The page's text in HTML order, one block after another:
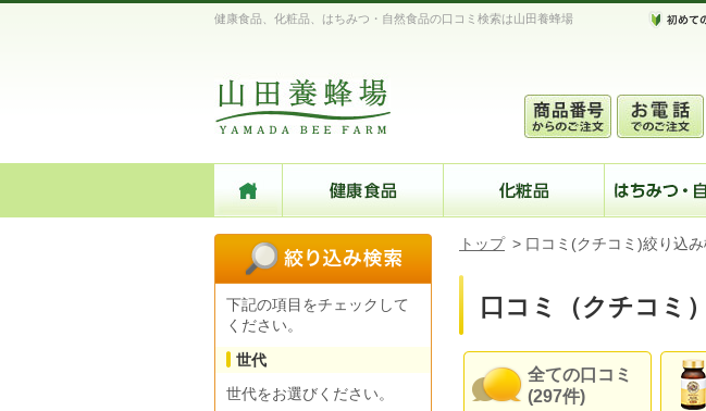
健康食品、化粧品、はちみつ・自然食品の口コミ検索は山田養蜂場
トップ > 口コミ(クチコミ)絞り込
口コミ（クチコミ
全ての口コミ
(297件)
下記の項目をチェックして
ください。
世代
世代をお選びください。